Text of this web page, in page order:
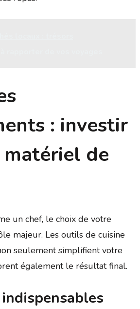
: investir
de
un chef, le choix de votre
majeur. Les outils de cuisine
seulement simplifient votre
également le résultat final.